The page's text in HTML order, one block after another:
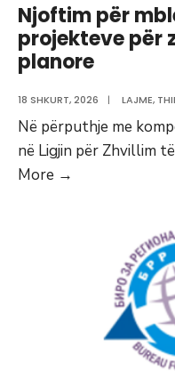
Njoftim për
projekteve për
planore
18 SHKURT, 2026 | LAJME,
Në përputhje me
në Ligjin për Zhvillim
More →
propozim
projekteve
zhvillimin